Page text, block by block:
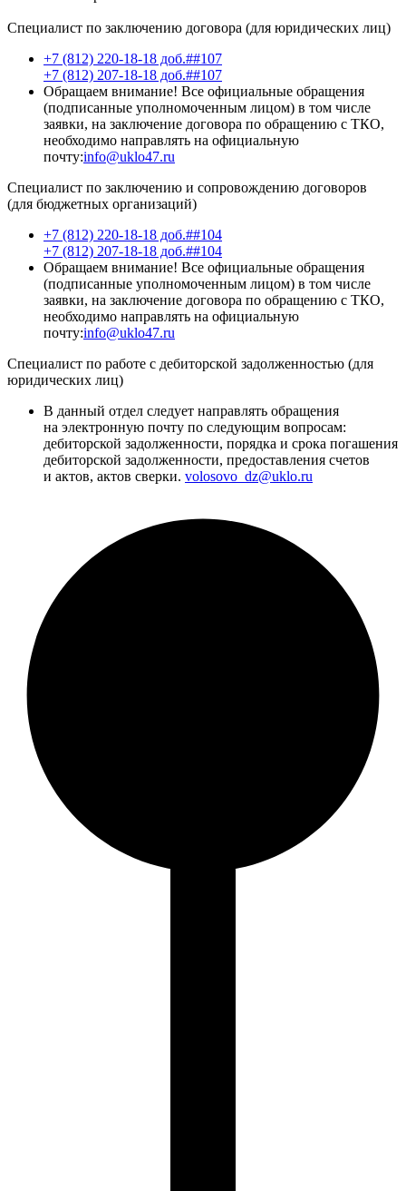
Специалист по заключению договора (для юридических лиц)
+7 (812) 220-18-18 доб.##107
+7 (812) 207-18-18 доб.##107
Обращаем внимание! Все официальные обращения
(подписанные уполномоченным лицом) в том числе
заявки, на заключение договора по обращению с ТКО,
необходимо направлять на официальную
почту:info@uklo47.ru
Специалист по заключению и сопровождению договоров
(для бюджетных организаций)
+7 (812) 220-18-18 доб.##104
+7 (812) 207-18-18 доб.##104
Обращаем внимание! Все официальные обращения
(подписанные уполномоченным лицом) в том числе
заявки, на заключение договора по обращению с ТКО,
необходимо направлять на официальную
почту:info@uklo47.ru
Специалист по работе с дебиторской задолженностью (для
юридических лиц)
В данный отдел следует направлять обращения
на электронную почту по следующим вопросам:
дебиторской задолженности, порядка и срока погашения
дебиторской задолженности, предоставления счетов
и актов, актов сверки. volosovo_dz@uklo.ru